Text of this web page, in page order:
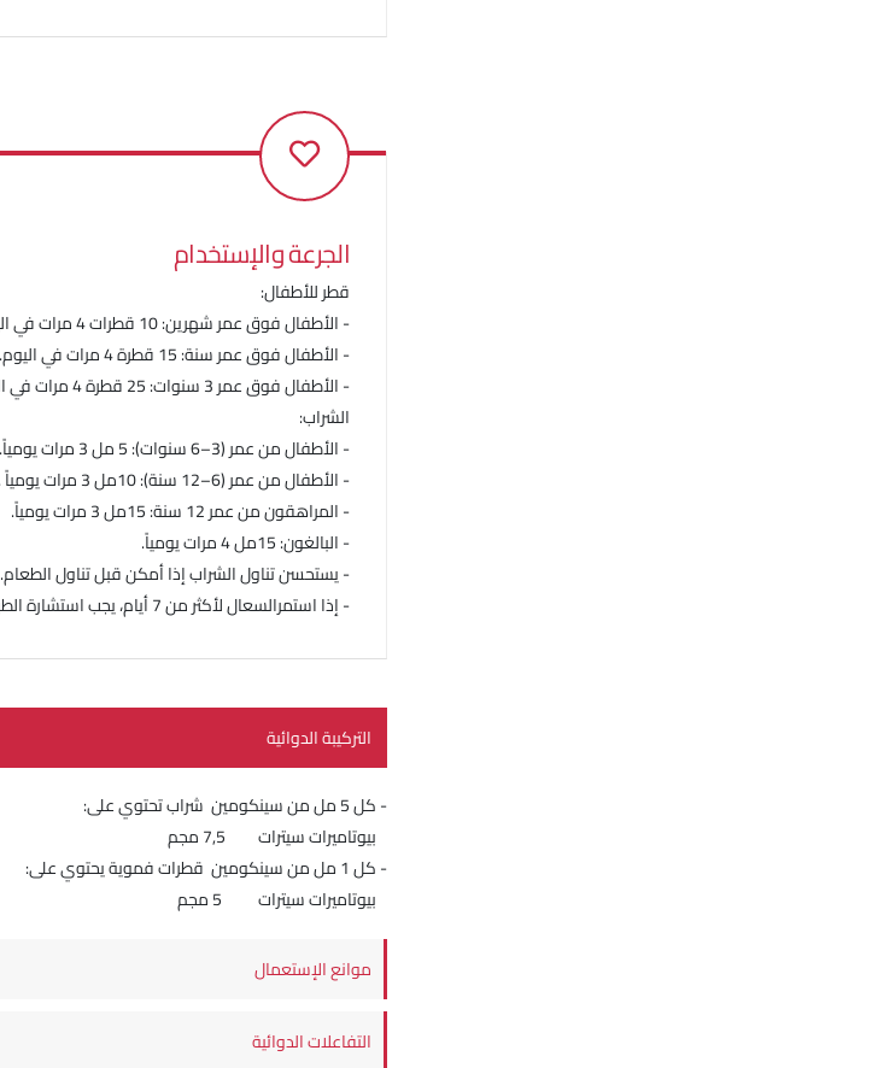
الجرعة والإستخدام
قطر للأطفال:
- الأطفال فوق عمر شهرين: 10 قطرات 4 مرات في اليوم.
- الأطفال فوق عمر سنة: 15 قطرة 4 مرات في اليوم.
- الأطفال فوق عمر 3 سنوات: 25 قطرة 4 مرات في اليوم.
الشراب:
- الأطفال من عمر (3–6 سنوات): 5 مل 3 مرات يومياً.
- الأطفال من عمر (6–12 سنة): 10مل 3 مرات يومياً .
- المراهقون من عمر 12 سنة: 15مل 3 مرات يومياً.
- البالغون: 15مل 4 مرات يومياً.
- يستحسن تناول الشراب إذا أمكن قبل تناول الطعام.
- إذا استمرالسعال لأكثر من 7 أيام، يجب استشارة الطبيب.
التركيبة الدوائية
- كل 5 مل من سينكومين شراب تحتوي على:
بيوتاميرات سيترات 7,5 مجم
- كل 1 مل من سينكومين قطرات فموية يحتوي على:
بيوتاميرات سيترات 5 مجم
موانع الإستعمال
التفاعلات الدوائية